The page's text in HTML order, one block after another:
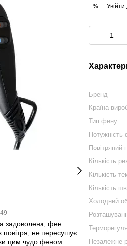
задоволена, фен
повітря, не пересушує
цим чудо феном.
% Увійти
Бренд
Країна
Тип фену
Потужність
Повітряний
Кількість
Кількість
Кількість
Холодний
Незалежне